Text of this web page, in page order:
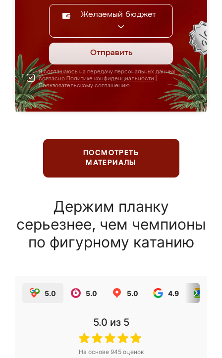
Желаемый бюджет
Отправить
Я соглашаюсь на передачу персональных данных
согласно Политике конфиденциальности
Пользовательскому соглашению
ПОСМОТРЕТЬ
МАТЕРИАЛЫ
Держим планку
серьезнее, чем чемпионы
по фигурному катанию
5.0 5.0 5.0 4.9
5.0 из 5
На основе 945оценок